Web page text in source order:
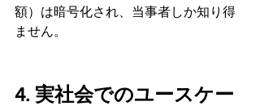
額）は暗号化され、当事者しか知り得
ません。
4. 実社会でのユースケー